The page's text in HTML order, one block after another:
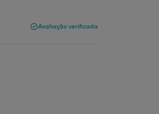
Avaliação verificada